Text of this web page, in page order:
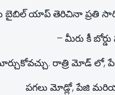
బైబిల్ యాప్ తెరిచినా ప్రతి సారి
– మీరు కీ
రాత్రి మోడ్ లో,
పగలు మోడ్లో, పేజి